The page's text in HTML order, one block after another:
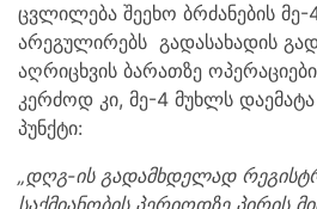
ცვლილება შეეხო ბრძანების მე-4 მუხლს, რომელიც
არეგულირებს გადასახადის
აღრიცხვის ბარათზე
კერძოდ კი, მე-4 მუხლს დაემატა
პუნქტი:
„დღგ-ის გადამხდელად რეგისტრაციის გარეშე
საქმიანობის პერიოდზე პირის